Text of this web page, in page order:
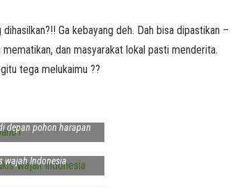
Ga kebayang deh. Dah bisa dipastikan –
dan masyarakat lokal pasti menderita.
tega melukaimu ??
depan pohon harapan
wajah Indonesia